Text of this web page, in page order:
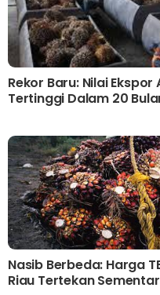
Rekor Baru: Nilai
Tertinggi Dalam 20
Nasib Berbeda: Harga
Riau Tertekan